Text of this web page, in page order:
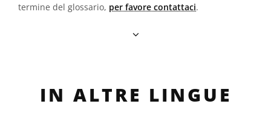
termine del glossario, per favore contattaci.
IN ALTRE LINGUE